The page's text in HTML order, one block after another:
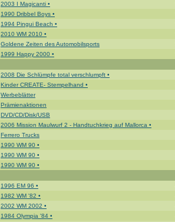
2003 I Magicanti •
1990 Dribbel Boys •
1994 Pingui Beach •
2010 WM 2010 •
Goldene Zeiten des Automobilsports
1999 Happy 2000 •
2008 Die Schlümpfe total verschlumpft •
Kinder CREATE- Stempelhand •
Werbeblätter
Prämienaktionen
DVD/CD/Disk/USB
2006 Mission Maulwurf 2 - Handtuchkrieg auf Mallorca •
Ferrero Trucks
1990 WM 90 •
1990 WM 90 •
1990 WM 90 •
1996 EM 96 •
1982 WM '82 •
2002 WM 2002 •
1984 Olympia '84 •